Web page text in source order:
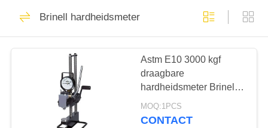
HUIS
PRODUCTEN
ONGEVEER
Ultrasone Fout
Detector
Brinell hardheidsmeter
Astm E10 3000 kgf
draagbare
hardheidsmeter Brinell
hydraulisch
MOQ:1PCS
CONTACT